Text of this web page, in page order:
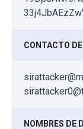
CONTACTO
NOMBRES DE